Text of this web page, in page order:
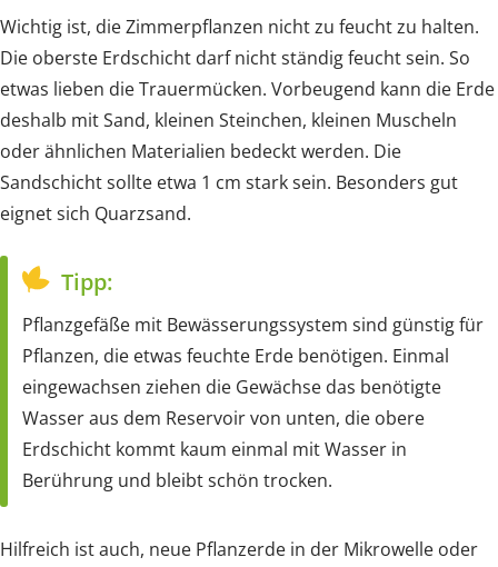
Wichtig ist, die Zimmerpflanzen nicht zu feucht zu halten.
Die oberste Erdschicht darf nicht ständig feucht sein. So
etwas lieben die Trauermücken. Vorbeugend kann die Erde
deshalb mit Sand, kleinen Steinchen, kleinen Muscheln
oder ähnlichen Materialien bedeckt werden. Die
Sandschicht sollte etwa 1 cm stark sein. Besonders gut
eignet sich Quarzsand.
Tipp:
Pflanzgefäße mit Bewässerungssystem sind günstig für
Pflanzen, die etwas feuchte Erde benötigen. Einmal
eingewachsen ziehen die Gewächse das benötigte
Wasser aus dem Reservoir von unten, die obere
Erdschicht kommt kaum einmal mit Wasser in
Berührung und bleibt schön trocken.
Hilfreich ist auch, neue Pflanzerde in der Mikrowelle oder